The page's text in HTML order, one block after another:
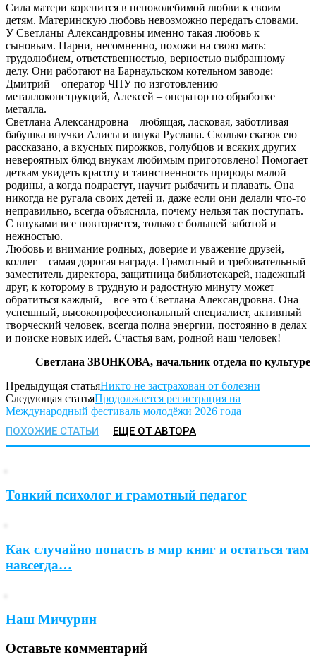
Сила матери коренится в непоколебимой любви к своим
детям. Материнскую любовь невозможно передать словами.
У Светланы Александровны именно такая любовь к
сыновьям. Парни, несомненно, похожи на свою мать:
трудолюбием, ответственностью, верностью выбранному
делу. Они работают на Барнаульском котельном заводе:
Дмитрий – оператор ЧПУ по изготовлению
металлоконструкций, Алексей – оператор по обработке
металла.
Светлана Александровна – любящая, ласковая, заботливая
бабушка внучки Алисы и внука Руслана. Сколько сказок ею
рассказано, а вкусных пирожков, голубцов и всяких других
невероятных блюд внукам любимым приготовлено! Помогает
деткам увидеть красоту и таинственность природы малой
родины, а когда подрастут, научит рыбачить и плавать. Она
никогда не ругала своих детей и, даже если они делали что-то
неправильно, всегда объясняла, почему нельзя так поступать.
С внуками все повторяется, только с большей заботой и
нежностью.
Любовь и внимание родных, доверие и уважение друзей,
коллег – самая дорогая награда. Грамотный и требовательный
заместитель директора, защитница библиотекарей, надежный
друг, к которому в трудную и радостную минуту может
обратиться каждый, – все это Светлана Александровна. Она
успешный, высокопрофессиональный специалист, активный
творческий человек, всегда полна энергии, постоянно в делах
и поиске новых идей. Счастья вам, родной наш человек!
Светлана ЗВОНКОВА, начальник отдела по культуре
Предыдущая статьяНикто не застрахован от болезни
Следующая статьяПродолжается регистрация на
Международный фестиваль молодёжи 2026 года
ПОХОЖИЕ СТАТЬИ ЕЩЕ ОТ АВТОРА
Тонкий психолог и грамотный педагог
Как случайно попасть в мир книг и остаться там
навсегда…
Наш Мичурин
Оставьте комментарий